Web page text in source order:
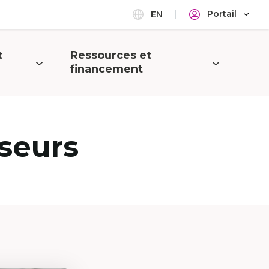
EN Portail
Ouvrir
Ressources et
financement